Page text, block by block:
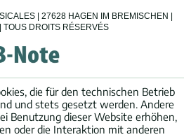
| 27628 HAGEN IM BREMISCHEN |
TOUS DROITS RÉSERVÉS
die für den technischen Betrieb
und stets gesetzt werden. Andere
Benutzung dieser Website erhöhen,
oder die Interaktion mit anderen